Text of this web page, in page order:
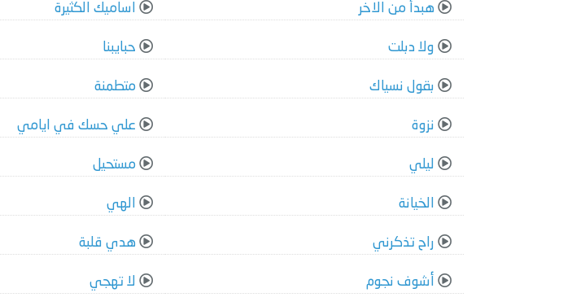
هبدأ من الاخر اساميك الكثيرة
ولا دبلت حبايبنا
بقول نسياك متطمنة
نزوة علي حسك في ايامي
ليلي مستحيل
الخيانة الهي
راح تذكرني هدي قلبة
أشوف نجوم لا تهجي